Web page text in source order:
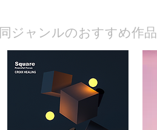
​同ジャンルのおすすめ作品